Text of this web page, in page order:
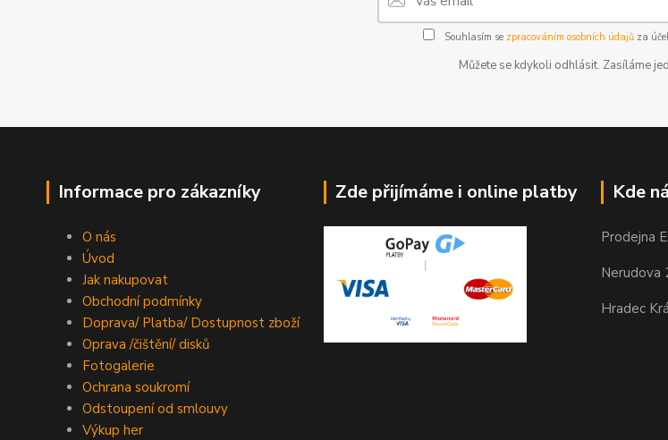
Souhlasím se zpracováním osobních údajůza
Můžete se kdykoli odhlásit. Zasíláme
Informace pro zákazníky
O nás
Úvod
Jak nakupovat
Obchodní podmínky
Doprava/ Platba/ Dostupnost zboží
Oprava /čištění/ disků
Fotogalerie
Ochrana soukromí
Odstoupení od smlouvy
Výkup her
Zde přijímáme i online platby Kde
Prodejna
Nerudova
Hradec